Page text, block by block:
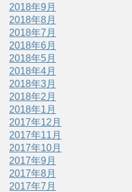
2018年9月
2018年8月
2018年7月
2018年6月
2018年5月
2018年4月
2018年3月
2018年2月
2018年1月
2017年12月
2017年11月
2017年10月
2017年9月
2017年8月
2017年7月